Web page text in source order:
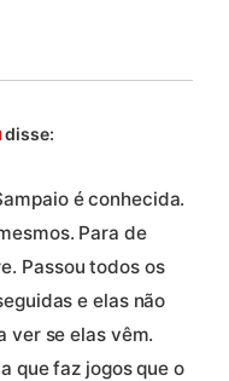
disse:
é conhecida.
Para de
Passou todos os
e elas não
ver se elas vêm.
que faz jogos que o